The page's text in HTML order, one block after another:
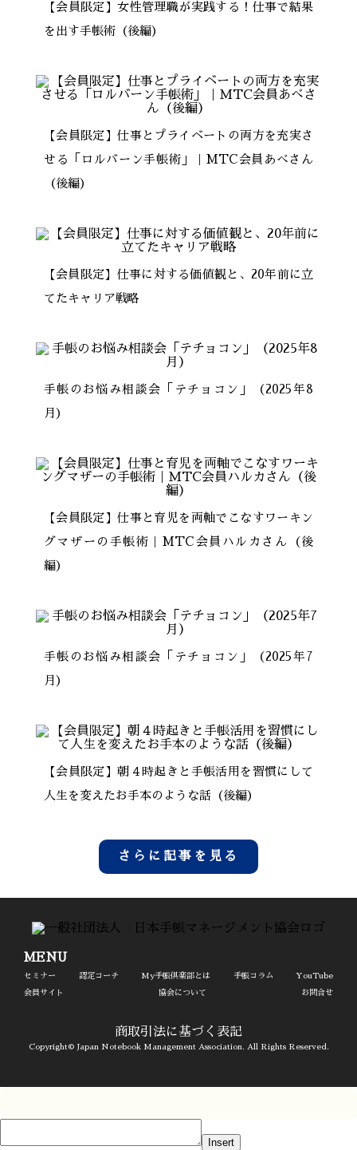
【会員限定】女性管理職が実践する！仕事で結果
を出す手帳術（後編）
【会員限定】仕事とプライベートの両方を充実さ
せる「ロルバーン手帳術」｜MTC会員あべさん
（後編）
【会員限定】仕事に対する価値観と、20年前に立
てたキャリア戦略
手帳のお悩み相談会「テチョコン」（2025年8
月）
【会員限定】仕事と育児を両軸でこなすワーキン
グマザーの手帳術｜MTC会員ハルカさん（後
編）
手帳のお悩み相談会「テチョコン」（2025年7
月）
【会員限定】朝４時起きと手帳活用を習慣にして
人生を変えたお手本のような話（後編）
さらに記事を見る
MENU
セミナー 認定コーチ My手帳倶楽部とは 手帳コラム YouTube
会員サイト 協会について お問合せ
商取引法に基づく表記
Copyright© Japan Notebook Management Association. All Rights Reserved.
Insert